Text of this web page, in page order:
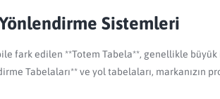
Sistemleri
fark edilen **Totem Tabela**, genellikle
Tabelaları** ve yol tabelaları, markanızın